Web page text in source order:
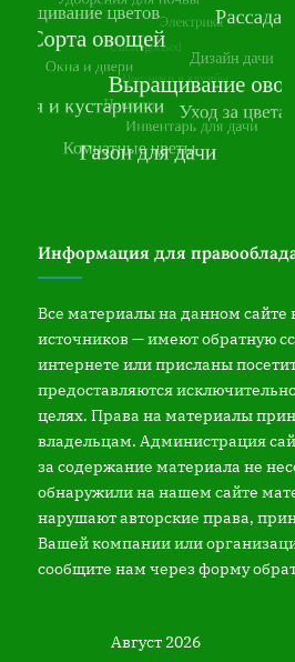
Информация для
Все материалы на данном сайте
источников — имеют обратную
интернете или присланы
предоставляются
целях. Права на материалы
владельцам. Администрация
за содержание материала не
обнаружили на нашем сайте
нарушают авторские права,
Вашей компании или
сообщите нам через форму
Август 2026